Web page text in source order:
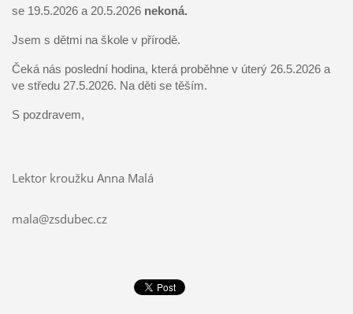
se 19.5.2026 a 20.5.2026 nekoná.
Jsem s dětmi na škole v přírodě.
Čeká nás poslední hodina, která proběhne v úterý 26.5.2026 a
ve středu 27.5.2026. Na děti se těším.
S pozdravem,
Lektor kroužku Anna Malá
mala@zsdubec.cz